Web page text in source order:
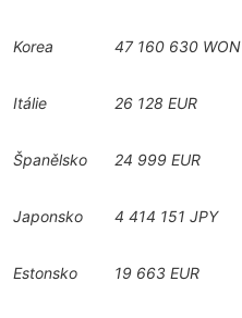
Korea 47 160 630 WON
Itálie 26 128 EUR
Španělsko 24 999 EUR
Japonsko 4 414 151 JPY
Estonsko 19 663 EUR